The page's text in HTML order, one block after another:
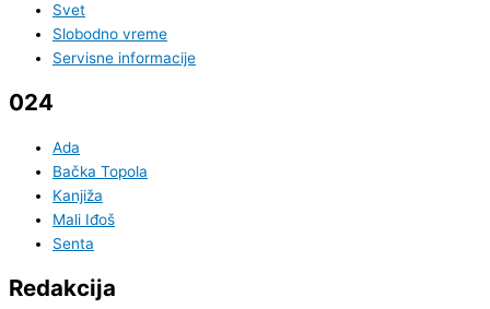
Svet
Slobodno vreme
Servisne informacije
024
Ada
Bačka Topola
Kanjiža
Mali Iđoš
Senta
Redakcija